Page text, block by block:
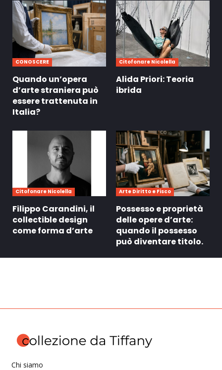
CONOSCERE
Quando un’opera
d’arte straniera può
essere trattenuta in
Italia?
Citofonare Nicolella
Alida Priori: Teoria
ibrida
Citofonare Nicolella
Filippo Carandini, il
collectible design
come forma d’arte
Arte Diritto e Fisco
Possesso e proprietà
delle opere d’arte:
quando il possesso
può diventare titolo.
Chi siamo